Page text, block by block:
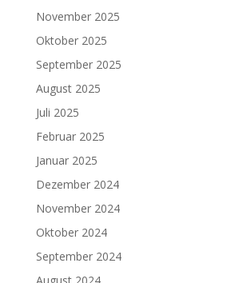
November 2025
Oktober 2025
September 2025
August 2025
Juli 2025
Februar 2025
Januar 2025
Dezember 2024
November 2024
Oktober 2024
September 2024